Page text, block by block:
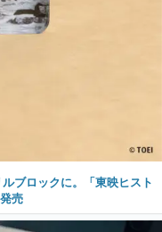
ブロックに。「東映ヒスト
売